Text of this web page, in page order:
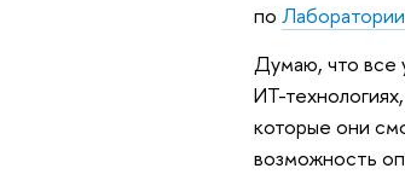
по
Думаю, что все
ИТ-
которые они
возможность